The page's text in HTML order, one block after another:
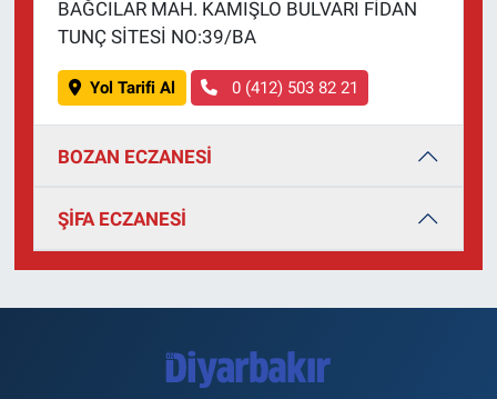
BAĞCILAR MAH. KAMIŞLO BULVARI FİDAN
TUNÇ SİTESİ NO:39/BA
Yol Tarifi Al 0 (412) 503 82 21
BOZAN ECZANESİ
ŞİFA ECZANESİ